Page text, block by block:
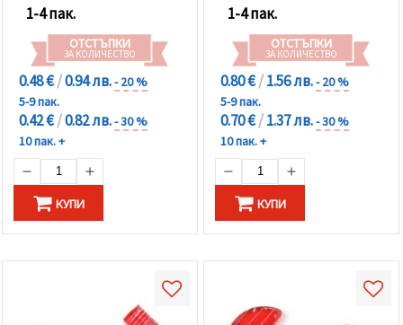
1-4 пак.
ОТСТЪПКИ
ЗА КОЛИЧЕСТВО
0.48 €/0.94 лв.- 20 %
5-9 пак.
0.42 €/0.82 лв.- 30 %
10 пак. +
КУПИ
1-4 пак.
ОТСТЪПКИ
ЗА КОЛИЧЕСТВО
0.80 €/1.56 лв.- 20 %
5-9 пак.
0.70 €/1.37 лв.- 30 %
10 пак. +
КУПИ